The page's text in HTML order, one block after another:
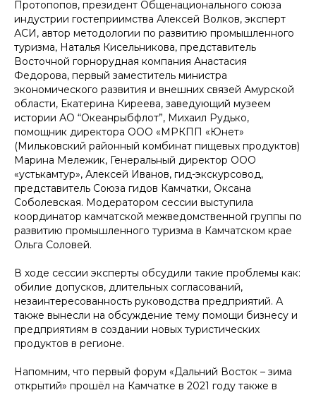
Протопопов, президент Общенационального союза
индустрии гостеприимства Алексей Волков, эксперт
АСИ, автор методологии по развитию промышленного
туризма, Наталья Кисельникова, представитель
Восточной горнорудная компания Анастасия
Федорова, первый заместитель министра
экономического развития и внешних связей Амурской
области, Екатерина Киреева, заведующий музеем
истории АО “Океанрыбфлот”, Михаил Рудько,
помощник директора ООО «МРКПП «Юнет»
(Мильковский районный комбинат пищевых продуктов)
Марина Мележик, Генеральный директор ООО
«устькамтур», Алексей Иванов, гид-экскурсовод,
представитель Союза гидов Камчатки, Оксана
Соболевская. Модератором сессии выступила
координатор камчатской межведомственной группы по
развитию промышленного туризма в Камчатском крае
Ольга Соловей.
В ходе сессии эксперты обсудили такие проблемы как:
обилие допусков, длительных согласований,
незаинтересованность руководства предприятий. А
также вынесли на обсуждение тему помощи бизнесу и
предприятиям в создании новых туристических
продуктов в регионе.
Напомним, что первый форум «Дальний Восток – зима
открытий» прошёл на Камчатке в 2021 году также в